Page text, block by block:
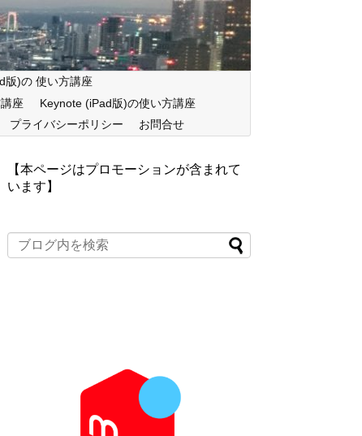
版)の 使い方講座
座
Keynote (iPad版)の使い方講座
プライバシーポリシー お問合せ
【本ページはプロモーションが含まれて
います】